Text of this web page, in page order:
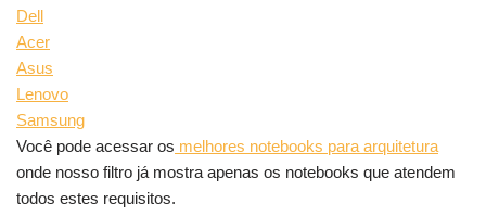
Dell
Acer
Asus
Lenovo
Samsung
Você pode acessar os melhores notebooks para arquitetura
onde nosso filtro já mostra apenas os notebooks que atendem
todos estes requisitos.